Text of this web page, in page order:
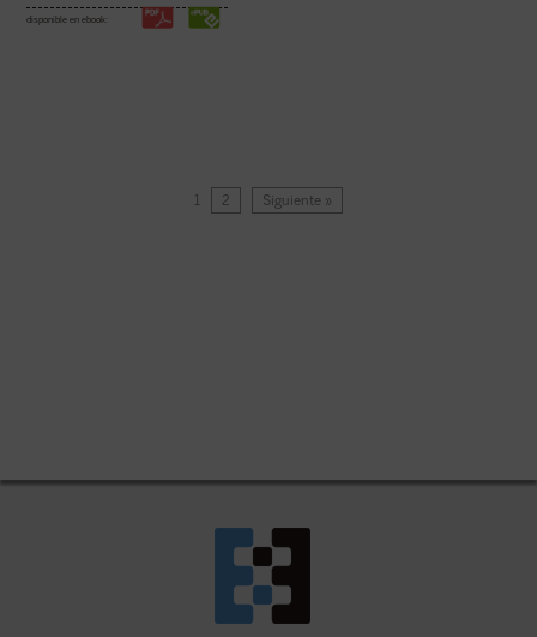
disponible en ebook:
1 2 Siguiente »